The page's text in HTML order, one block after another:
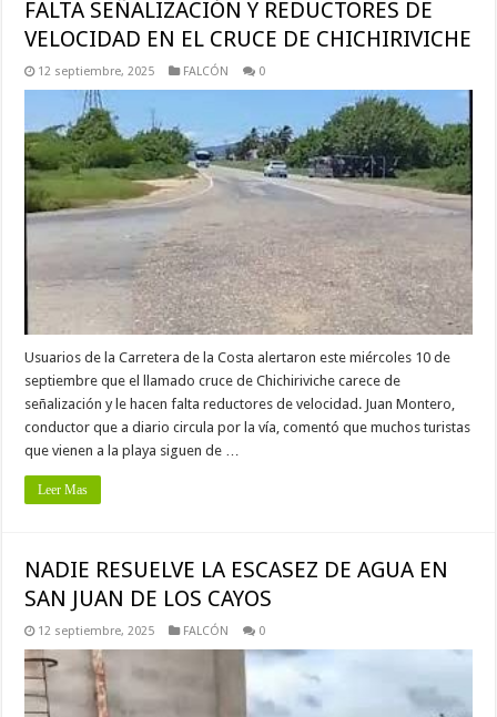
FALTA SEÑALIZACIÓN Y REDUCTORES DE
VELOCIDAD EN EL CRUCE DE CHICHIRIVICHE
12 septiembre, 2025 FALCÓN 0
Usuarios de la Carretera de la Costa alertaron este miércoles 10 de
septiembre que el llamado cruce de Chichiriviche carece de
señalización y le hacen falta reductores de velocidad. Juan Montero,
conductor que a diario circula por la vía, comentó que muchos turistas
que vienen a la playa siguen de …
Leer Mas
NADIE RESUELVE LA ESCASEZ DE AGUA EN
SAN JUAN DE LOS CAYOS
12 septiembre, 2025 FALCÓN 0